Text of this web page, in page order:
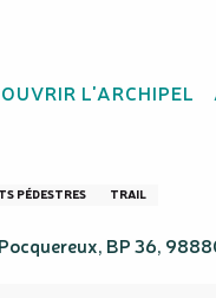
L'ARCHIPEL
Trail
PÉDESTRES TRAIL
BP 36,